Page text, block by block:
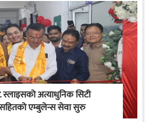
अत्याधुनिक सिटी
एम्बुलेन्स सेवा सुरु